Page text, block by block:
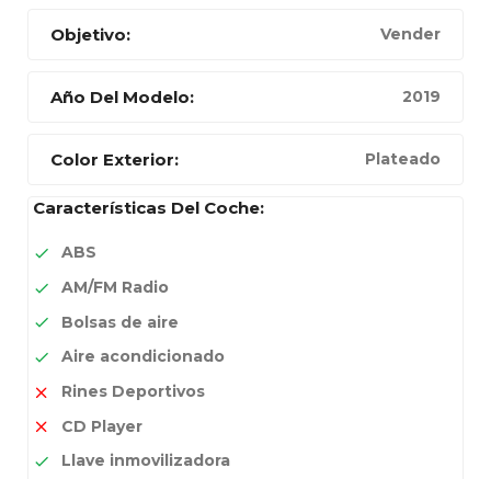
Objetivo: Vender
Año Del Modelo: 2019
Color Exterior: Plateado
Características Del Coche:
ABS
AM/FM Radio
Bolsas de aire
Aire acondicionado
Rines Deportivos
CD Player
Llave inmovilizadora